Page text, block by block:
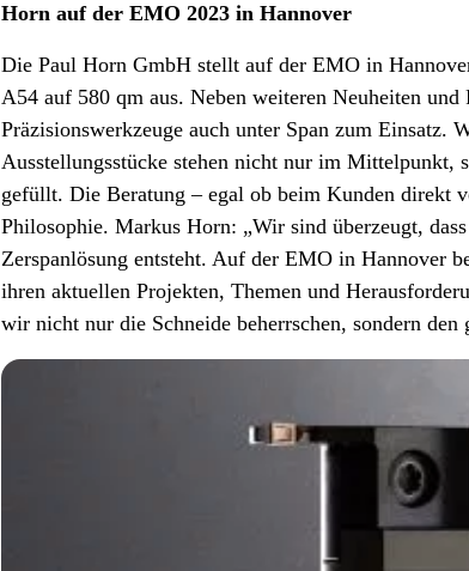
Horn auf der EMO 2023 in Hannover
Die Paul Horn GmbH stellt auf der EMO in
A54 auf 580 qm aus. Neben weiteren Neuheiten
Präzisionswerkzeuge auch unter Span zum Einsatz.
Ausstellungsstücke stehen nicht nur im Mittelpunkt,
gefüllt. Die Beratung – egal ob beim Kunden direkt
Philosophie. Markus Horn: „Wir sind überzeugt,
Zerspanlösung entsteht. Auf der EMO in Hannover
ihren aktuellen Projekten, Themen und
wir nicht nur die Schneide beherrschen, sondern